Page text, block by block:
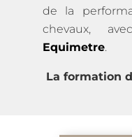
de la
chevaux,
Equimetre.
La formation